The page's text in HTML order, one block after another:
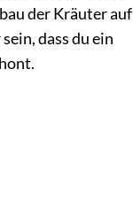
der Kräuter auf
dass du ein